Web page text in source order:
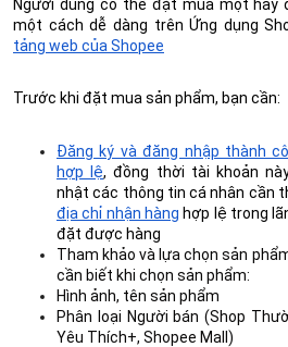
Người dùng có thể đặt mua một hay
một cách dễ dàng trên Ứng dụng
tảng web của Shopee
Trước khi đặt mua sản phẩm, bạn cần:
Đăng ký và đăng nhập thành
hợp lệ, đồng thời tài khoản
nhật các thông tin cá nhân cần
địa chỉ nhận hàng hợp lệ trong
đặt được hàng
Tham khảo và lựa chọn sản
cần biết khi chọn sản phẩm:
Hình ảnh, tên sản phẩm
Phân loại Người bán (Shop
Yêu Thích+, Shopee Mall)